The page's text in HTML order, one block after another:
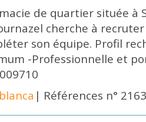
de quartier située à
cherche à
son équipe. Profil
-Professionnelle et
| Références n°